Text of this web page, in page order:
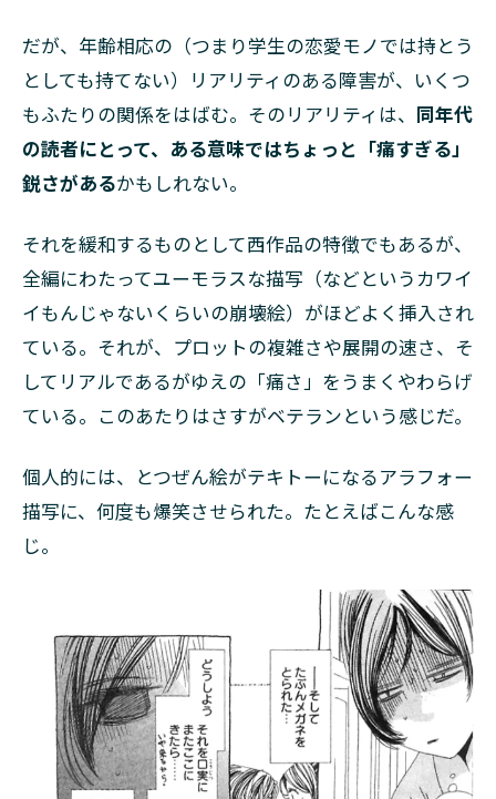
だが、年齢相応の（つまり学生の恋愛モノでは持とう
としても持てない）リアリティのある障害が、いくつ
もふたりの関係をはばむ。そのリアリティは、 同年代
の読者にとって、ある意味ではちょっと「痛すぎる」
鋭さがあるかもしれない。
それを緩和するものとして西作品の特徴でもあるが、
全編にわたってユーモラスな描写（などというカワイ
イもんじゃないくらいの崩壊絵）がほどよく挿入され
ている。それが、プロットの複雑さや展開の速さ、そ
してリアルであるがゆえの「痛さ」をうまくやわらげ
ている。このあたりはさすがベテランという感じだ。
個人的には、とつぜん絵がテキトーになるアラフォー
描写に、何度も爆笑させられた。たとえばこんな感
じ。